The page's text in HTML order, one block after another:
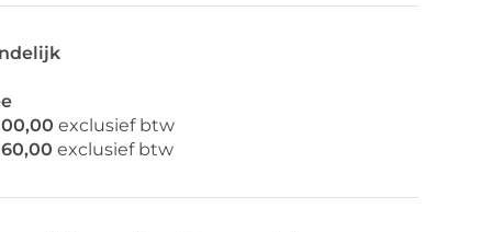
exclusief btw
exclusief btw